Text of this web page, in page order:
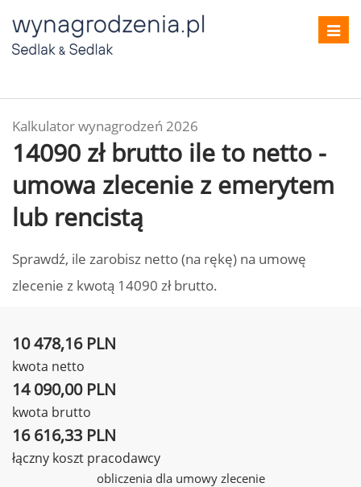
Kalkulator wynagrodzeń 2026
14090 zł brutto ile to netto -
umowa zlecenie z emerytem
lub rencistą
Sprawdź, ile zarobisz netto (na rękę) na umowę
zlecenie z kwotą 14090 zł brutto.
10 478,16 PLN
kwota netto
14 090,00 PLN
kwota brutto
16 616,33 PLN
łączny koszt pracodawcy
obliczenia dla umowy zlecenie